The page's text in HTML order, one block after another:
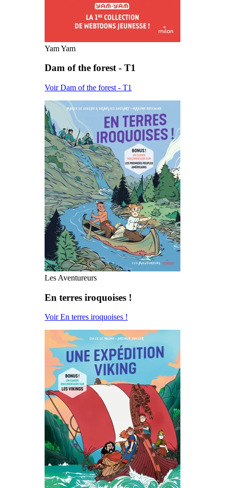
Yam Yam
Dam of the forest - T1
Voir Dam of the forest - T1
Les Aventureurs
En terres iroquoises !
Voir En terres iroquoises !